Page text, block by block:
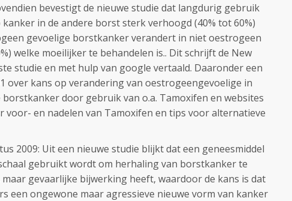
bevestigt de nieuwe studie dat langdurig gebruik
in de andere borst sterk verhoogd (40% tot 60%)
gevoelige borstkanker verandert in niet oestrogeen
welke moeilijker te behandelen is.. Dit schrijft de New
studie en met hulp van google vertaald. Daaronder een
over kans op verandering van oestrogeengevoelige in
door gebruik van o.a. Tamoxifen en websites
voor- en nadelen van Tamoxifen en tips voor alternatieve
2009: Uit een nieuwe studie blijkt dat een geneesmiddel
gebruikt wordt om herhaling van borstkanker te
gevaarlijke bijwerking heeft, waardoor de kans is dat
een ongewone maar agressieve nieuwe vorm van kanker